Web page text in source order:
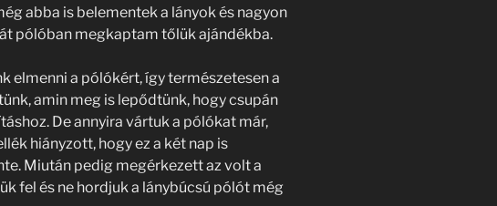
abba is belementek a lányok és nagyon
pólóban megkaptam tőlük ajándékba.
elmenni a pólókért, így természetesen a
amin meg is lepődtünk, hogy csupán
De annyira vártuk a pólókat már,
hiányzott, hogy ez a két nap is
Miután pedig megérkezett az volt a
fel és ne hordjuk a lánybúcsú pólót még